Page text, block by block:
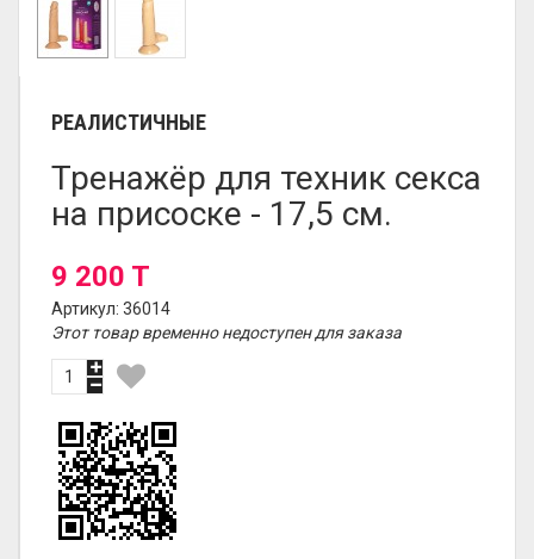
РЕАЛИСТИЧНЫЕ
Тренажёр для техник секса
на присоске - 17,5 см.
9 200 T
Артикул: 36014
Этот товар временно недоступен для заказа